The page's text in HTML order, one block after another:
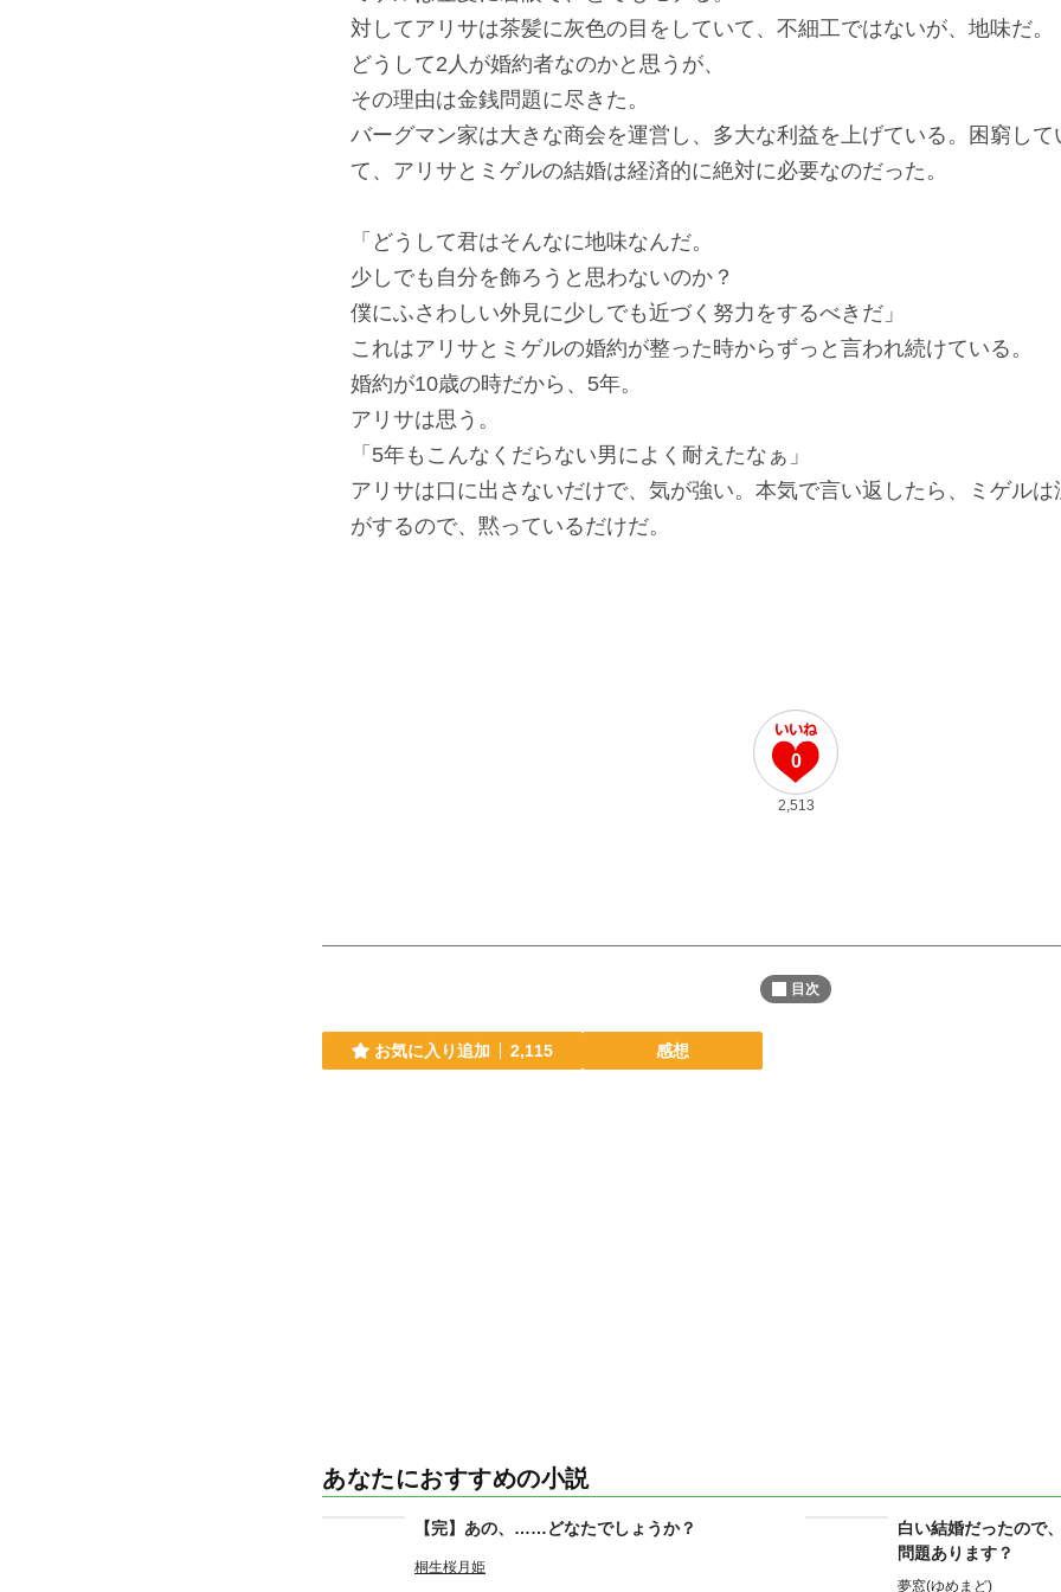
対してアリサは茶髪に灰色の目をしていて、不細工ではないが、地味だ。
どうして2人が婚約者なのかと思うが、
その理由は金銭問題に尽きた。
バーグマン家は大きな商会を運営し、多大な利益を上げている。困窮し
て、アリサとミゲルの結婚は経済的に絶対に必要なのだった。
「どうして君はそんなに地味なんだ。
少しでも自分を飾ろうと思わないのか？
僕にふさわしい外見に少しでも近づく努力をするべきだ」
これはアリサとミゲルの婚約が整った時からずっと言われ続けている。
婚約が10歳の時だから、5年。
アリサは思う。
「5年もこんなくだらない男によく耐えたなぁ」
アリサは口に出さないだけで、気が強い。本気で言い返したら、ミゲル
がするので、黙っているだけだ。
0
2,513
目次
お気に入り追加 2,115 感想
あなたにおすすめの小説
【完】あの、……どなたでしょうか？
桐生桜月姫
白い結婚だったので
問題あります？
夢窓(ゆめまど)